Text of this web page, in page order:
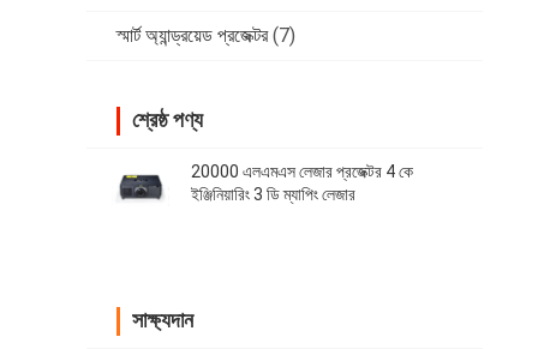
স্মার্ট অ্যান্ড্রয়েড প্রজেক্টর (7)
শ্রেষ্ঠ পণ্য
20000 এলএমএস লেজার প্রজেক্টর 4 কে
ইঞ্জিনিয়ারিং 3 ডি ম্যাপিং লেজার
সাক্ষ্যদান